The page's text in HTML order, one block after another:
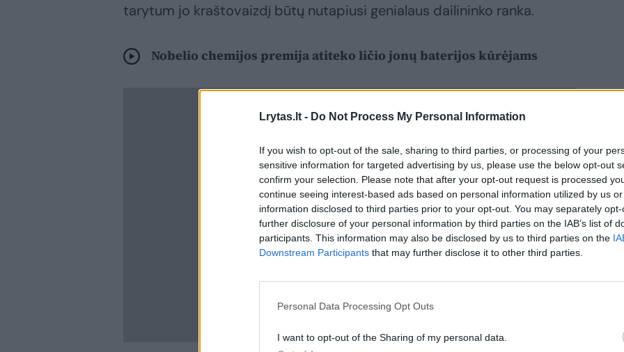
Lrytas.lt - Do Not Process My Personal Information
If you wish to opt-out of the sale, sharing to third parties, or processing of your
sensitive information for targeted advertising by us, please use the below opt-out
confirm your selection. Please note that after your opt-out request is processed
continue seeing interest-based ads based on personal information utilized by us
information disclosed to third parties prior to your opt-out. You may separately
further disclosure of your personal information by third parties on the IAB’s list of
participants. This information may also be disclosed by us to third parties on the
Downstream Participants that may further disclose it to other third parties.
Personal Data Processing Opt Outs
I want to opt-out of the Sharing of my personal data.
tarytum jo kraštovaizdį būtų nutapiusi genialaus dailininko ranka.
Nobelio chemijos premija atiteko ličio jonų baterijos kūrėjams